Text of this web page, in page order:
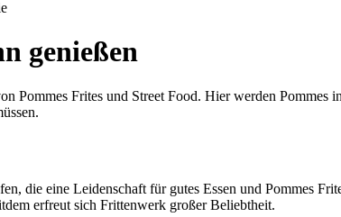
genießen
Pommes Frites und Street Food. Hier werden Pommes
die eine Leidenschaft für gutes Essen und Pommes
erfreut sich Frittenwerk großer Beliebtheit.